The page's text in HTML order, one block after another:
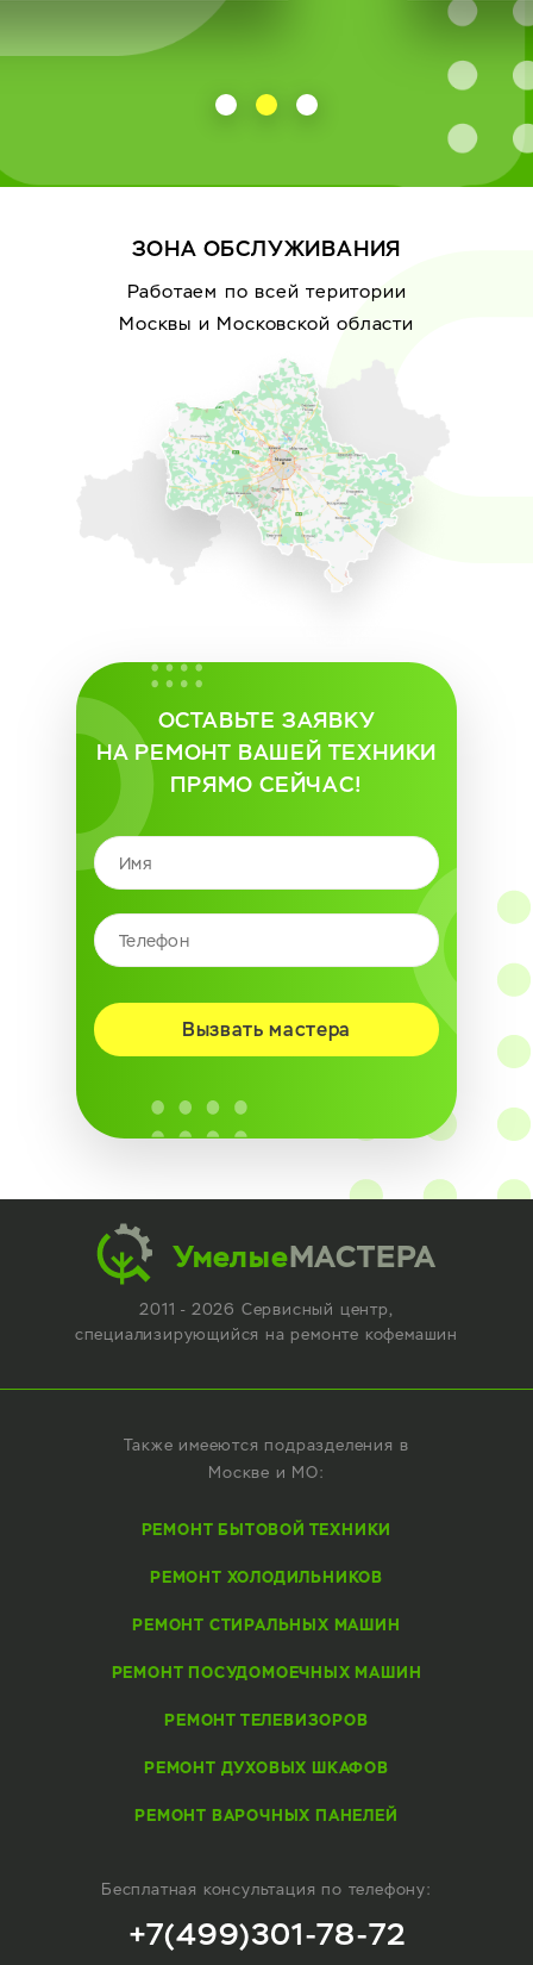
ЗОНА ОБСЛУЖИВАНИЯ
Работаем по всей територии
Москвы и Московской области
ОСТАВЬТЕ ЗАЯВКУ
НА РЕМОНТ ВАШЕЙ ТЕХНИКИ
ПРЯМО СЕЙЧАС!
Вызвать мастера
УмелыеМАСТЕРА
2011 - 2026 Сервисный центр,
специализирующийся на ремонте кофемашин
Также имееются подразделения в
Москве и МО:
РЕМОНТ БЫТОВОЙ ТЕХНИКИ
РЕМОНТ ХОЛОДИЛЬНИКОВ
РЕМОНТ СТИРАЛЬНЫХ МАШИН
РЕМОНТ ПОСУДОМОЕЧНЫХ МАШИН
РЕМОНТ ТЕЛЕВИЗОРОВ
РЕМОНТ ДУХОВЫХ ШКАФОВ
РЕМОНТ ВАРОЧНЫХ ПАНЕЛЕЙ
Бесплатная консультация по телефону:
+7(499)301-78-72